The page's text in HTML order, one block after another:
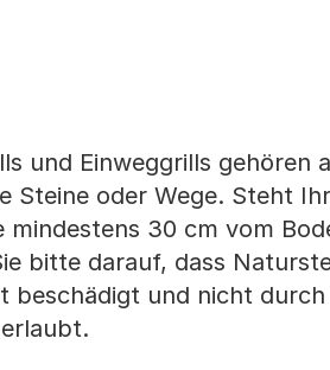
und Einweggrills gehören
Steine oder Wege. Steht
mindestens 30 cm vom
bitte darauf, dass
beschädigt und nicht